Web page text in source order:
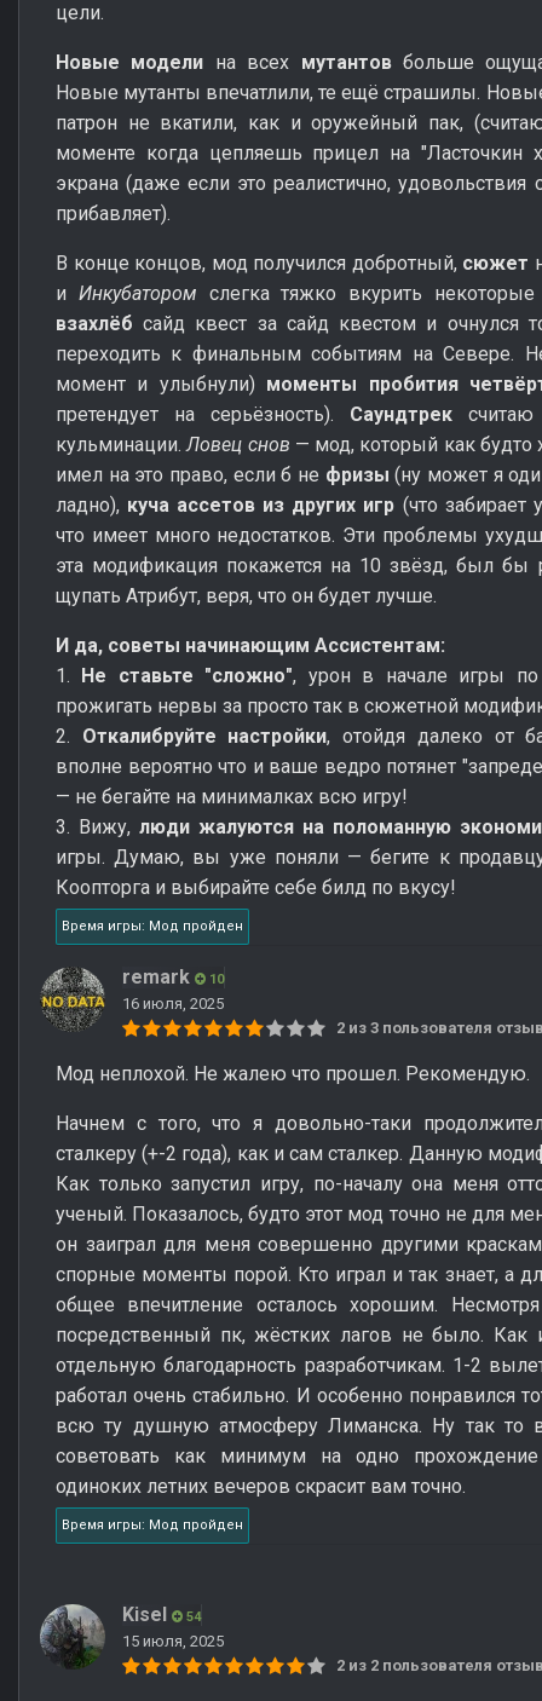
цели.
Новые модели на всех мутантовбольше
Новые мутанты впечатлили, те ещё страшилы.
патрон не вкатили, как и оружейный пак,
моменте когда цепляешь прицел на "Ласточкин
экрана (даже если это реалистично,
прибавляет).
В конце концов, мод получился добротный, сюжет
и Инкубатором слегка тяжко вкурить
взахлёб сайд квест за сайд квестом и очнулся
переходить к финальным событиям на Севере.
момент и улыбнули) моменты пробития
претендует на серьёзность). Саундтрек
кульминации.Ловец снов — мод, который как будто
имел на это право, если б не фризы (ну может я
ладно), куча ассетов из других игр (что забирает
что имеет много недостатков. Эти проблемы
эта модификация покажется на 10 звёзд, был бы
щупать Атрибут, веря, что он будет лучше.
И да, советы начинающим Ассистентам:
1.
Не ставьте "сложно", урон в начале игры
прожигать нервы за просто так в сюжетной
2. Откалибруйте настройки, отойдя далеко от
вполне вероятно что и ваше ведро потянет
— не бегайте на минималках всю игру!
3. Вижу, люди жалуются на поломанную
игры. Думаю, вы уже поняли — бегите к
Коопторга и выбирайте себе билд по вкусу!
Время игры: Мод пройден
remark 10
16 июля, 2025
2 из 3 пользователя
Мод неплохой. Не жалею что прошел. Рекомендую.
Начнем с того, что я довольно-таки
сталкеру (+-2 года), как и сам сталкер. Данную
Как только запустил игру, по-началу она меня
ученый. Показалось, будто этот мод точно не для
он заиграл для меня совершенно другими
спорные моменты порой. Кто играл и так знает, а
общее впечитление осталось хорошим.
посредственный пк, жёстких лагов не было. Как
отдельную благодарность разработчикам. 1-2
работал очень стабильно. И особенно понравился
всю ту душную атмосферу Лиманска. Ну так то
советовать как минимум на одно
одиноких летних вечеров скрасит вам точно.
Время игры: Мод пройден
Kisel 54
15 июля, 2025
2 из 2 пользователя